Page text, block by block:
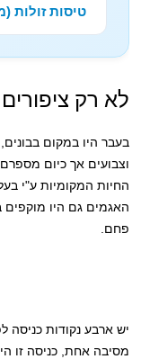
טיסות זולות
לא רק ציפורים
בעבר היו במקום בבונים,
וצבועים אך כיום
החיות המקומיות ע"י
האגמים גם היו מוקפים
פחם.
יש ארבע נקודות כניסה
מסיבה אחת, כניסה זו